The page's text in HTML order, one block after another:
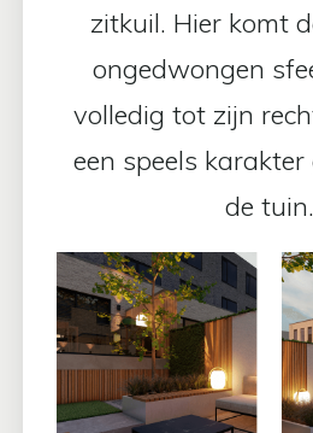
zitkuil. Hier komt
ongedwongen
volledig tot zijn
een speels
de tuin.